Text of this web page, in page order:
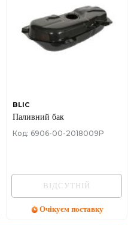
BLIC
Паливний бак
Код: 6906-00-2018009P
ВІДСУТНІЙ
Очікуєм поставку